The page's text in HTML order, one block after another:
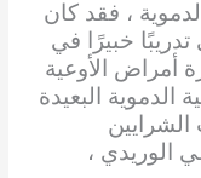
، فقد كان
خبيرًا في
أمراض الأوعية
الدموية البعيدة
الوريدي ،